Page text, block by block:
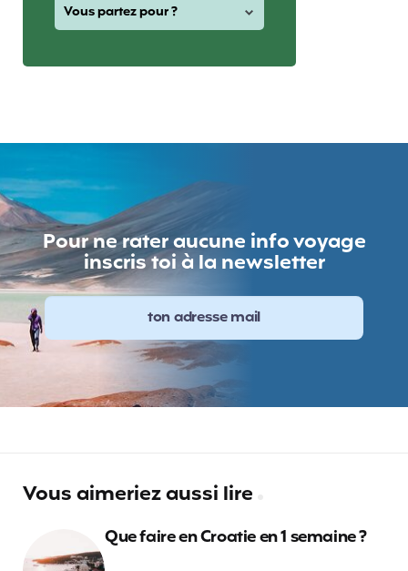
Pour ne rater aucune info voyage
inscris toi à la newsletter
Vous aimeriez aussi lire
Que faire en Croatie en 1 semaine ?